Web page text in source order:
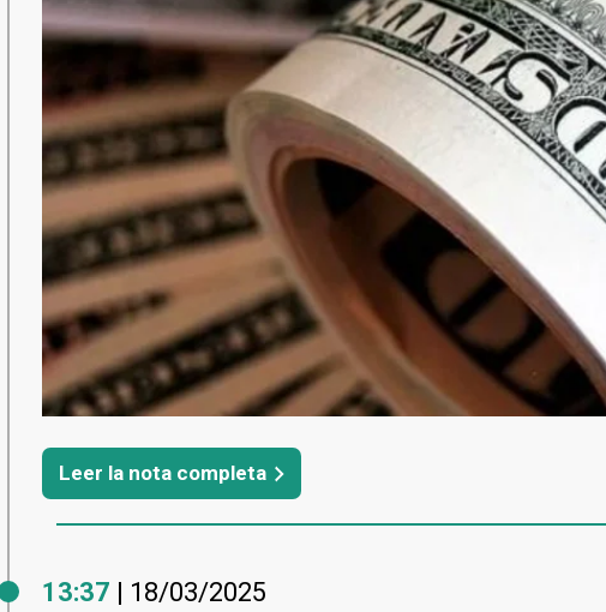
Leer la nota completa
13:37 | 18/03/2025